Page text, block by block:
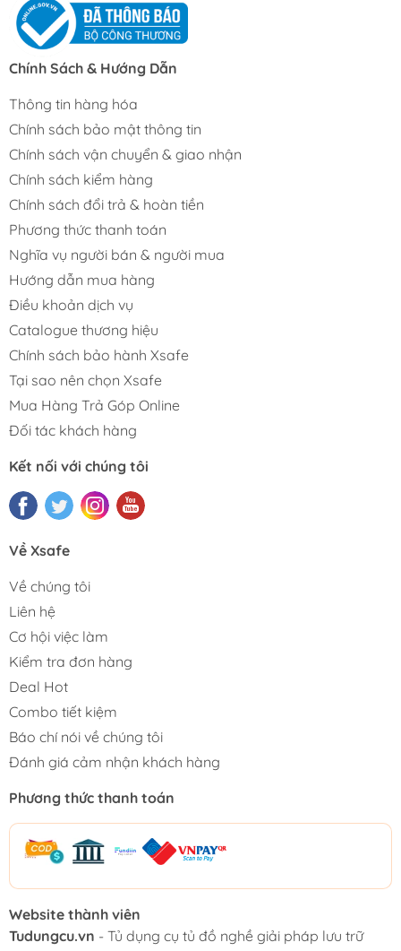
Chính Sách & Hướng Dẫn
Thông tin hàng hóa
Chính sách bảo mật thông tin
Chính sách vận chuyển & giao nhận
Chính sách kiểm hàng
Chính sách đổi trả & hoàn tiền
Phương thức thanh toán
Nghĩa vụ người bán & người mua
Hướng dẫn mua hàng
Điều khoản dịch vụ
Catalogue thương hiệu
Chính sách bảo hành Xsafe
Tại sao nên chọn Xsafe
Mua Hàng Trả Góp Online
Đối tác khách hàng
Kết nối với chúng tôi
Về Xsafe
Về chúng tôi
Liên hệ
Cơ hội việc làm
Kiểm tra đơn hàng
Deal Hot
Combo tiết kiệm
Báo chí nói về chúng tôi
Đánh giá cảm nhận khách hàng
Phương thức thanh toán
Website thành viên
Tudungcu.vn - Tủ dụng cụ tủ đồ nghề giải pháp lưu trữ